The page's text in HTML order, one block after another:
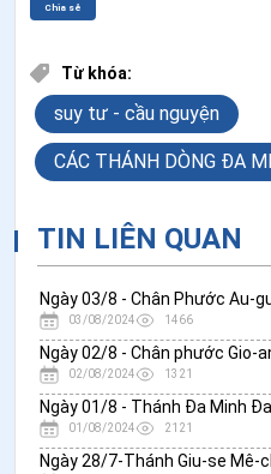
Chia sẻ
Từ khóa:
suy tư - cầu nguyện
CÁC THÁNH DÒNG ĐA
TIN LIÊN QUAN
Ngày 03/8 - Chân Phước Au-
03/08/2024 1466
02/08/2024 1321
Ngày 01/8 - Thánh Đa Minh
01/08/2024 2121
Ngày 28/7-Thánh Giu-se Mê-